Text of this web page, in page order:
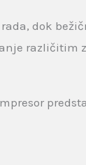
dok